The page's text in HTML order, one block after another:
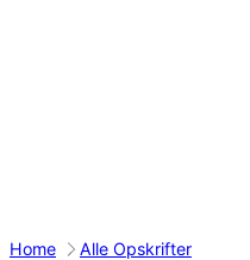
Home Alle Opskrifter